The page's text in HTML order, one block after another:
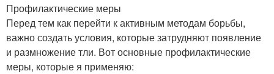
Профилактические меры
Перед тем как перейти к активным методам борьбы,
важно создать условия, которые затрудняют появление
и размножение тли. Вот основные профилактические
меры, которые я применяю: